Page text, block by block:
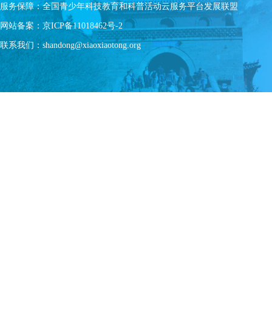
服务保障：全国青少年科技教育和科普活动云服务平台发展联盟
网站备案：京ICP备11018462号-2
联系我们：shandong@xiaoxiaotong.org